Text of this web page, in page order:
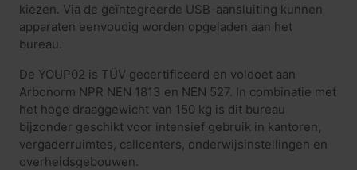
kiezen. Via de geïntegreerde USB-aansluiting kunnen
apparaten eenvoudig worden opgeladen aan het
bureau.
De YOUP02 is TÜV gecertificeerd en voldoet aan
Arbonorm NPR NEN 1813 en NEN 527. In combinatie met
het hoge draaggewicht van 150 kg is dit bureau
bijzonder geschikt voor intensief gebruik in kantoren,
vergaderruimtes, callcenters, onderwijsinstellingen en
overheidsgebouwen.